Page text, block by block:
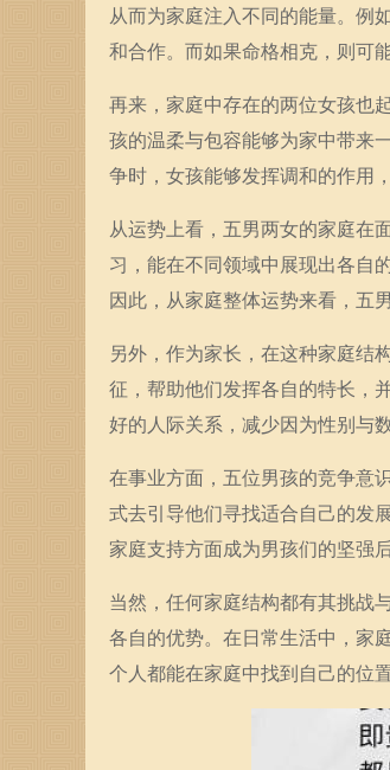
从而为家庭注入不同的能量。例
和合作。而如果命格相克，则可
再来，家庭中存在的两位女孩也
孩的温柔与包容能够为家中带来
争时，女孩能够发挥调和的作用
从运势上看，五男两女的家庭在
习，能在不同领域中展现出各自
因此，从家庭整体运势来看，五
另外，作为家长，在这种家庭结
征，帮助他们发挥各自的特长，
好的人际关系，减少因为性别与
在事业方面，五位男孩的竞争意
式去引导他们寻找适合自己的发
家庭支持方面成为男孩们的坚强后
当然，任何家庭结构都有其挑战
各自的优势。在日常生活中，家
个人都能在家庭中找到自己的位置